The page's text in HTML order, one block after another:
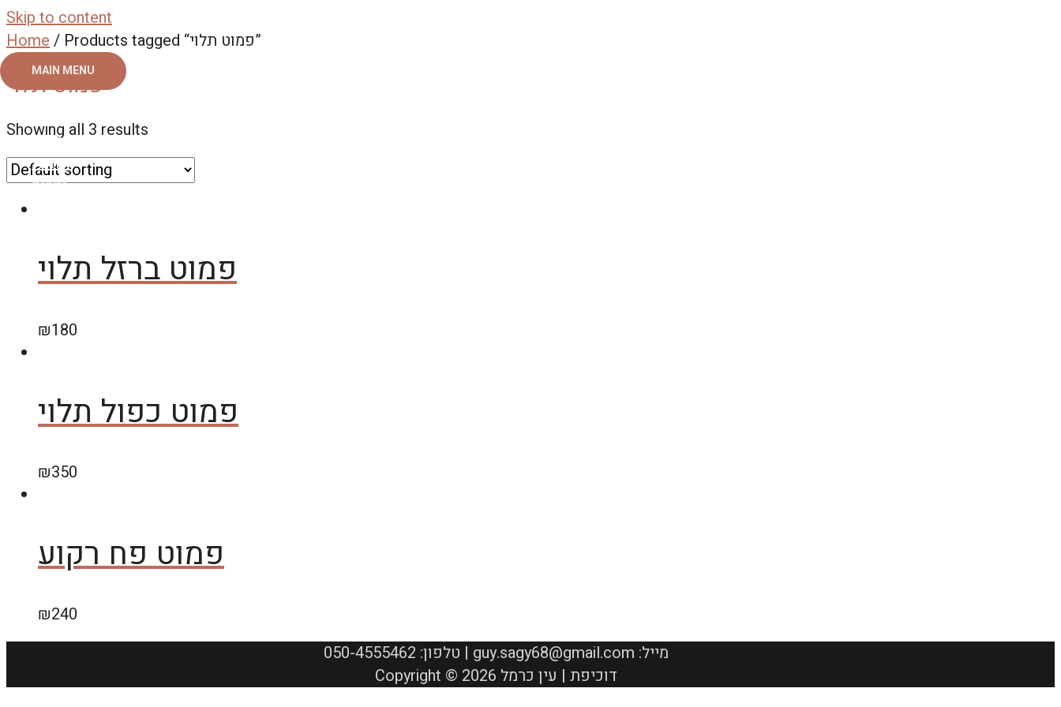
Skip to content
MAIN MENU
צור קשר
אודות
גלריה
Home / Products tagged “פמוט תלוי”
פמוט תלוי
Showing all 3 results
פמוט ברזל תלוי
₪180
פמוט כפול תלוי
₪350
פמוט פח רקוע
₪240
050-4555462 :טלפון | guy.sagy68@gmail.com :מייל
Copyright © 2026 דוכיפת | עין כרמל